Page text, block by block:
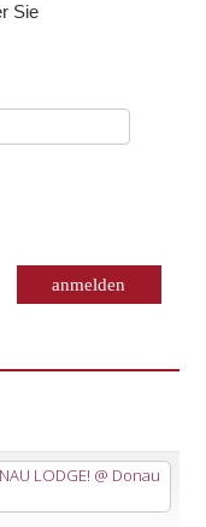
Sie
LODGE! @ Donau